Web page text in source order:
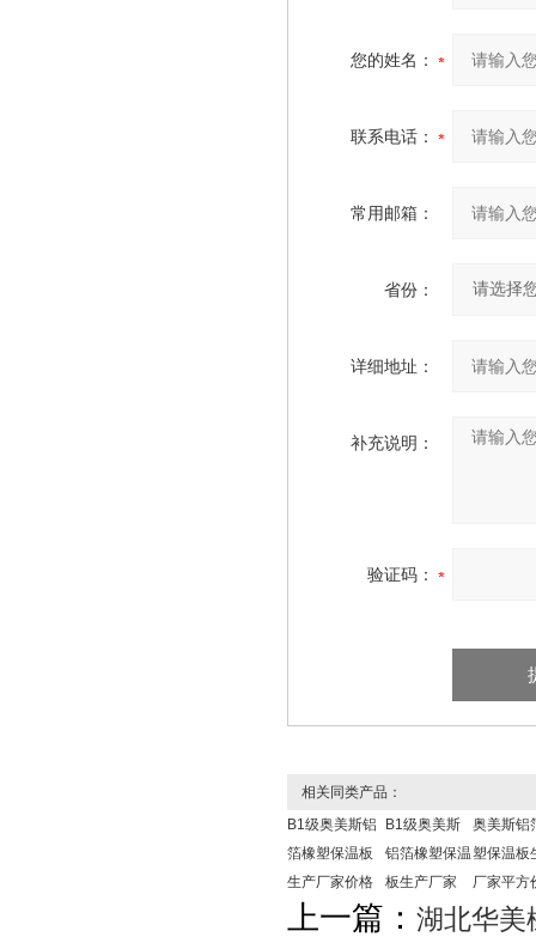
您的姓名：
联系电话：
常用邮箱：
省份：
详细地址：
补充说明：
验证码：
相关同类产品：
B1级奥美斯铝
箔橡塑保温板
生产厂家价格
B1级奥美斯
铝箔橡塑保温
板生产厂家
奥美斯铝
塑保温板
厂家平方
上一篇： 湖北华美